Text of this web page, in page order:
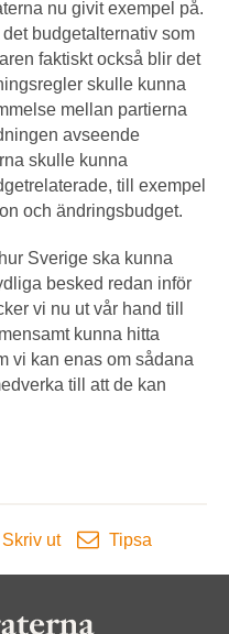
nu givit exempel på.
budgetalternativ som
faktiskt också blir det
skulle kunna
mellan partierna
avseende
skulle kunna
till exempel
och ändringsbudget.
Sverige ska kunna
besked redan inför
vi nu ut vår hand till
kunna hitta
vi kan enas om sådana
till att de kan
Skriv ut Tipsa